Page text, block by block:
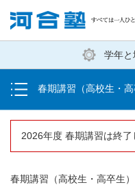
塾生の方
学年と
春期講習（高校生・高
受講料・お申し込み方法
受講開始までの流れ
校舎・教室一覧
2026年度 春期講習は終了
春期講習（高校生・高卒生）